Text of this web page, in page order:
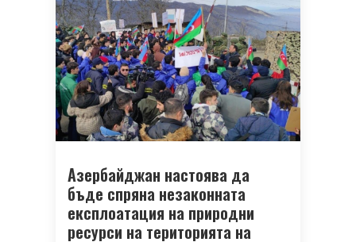
Азербайджан настоява да
бъде спряна незаконната
експлоатация на природни
ресурси на територията на